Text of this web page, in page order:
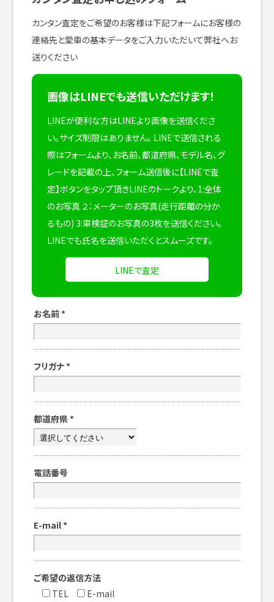
カンタン査定をご希望のお客様は下記フォームにお客様の
連絡先と愛車の基本データをご入力いただいて弊社へお
送りください
画像はLINEでも送信いただけます！
LINEが便利な方はLINEより画像を送信くださ
い。サイズ制限はありません。 LINEで送信される
際はフォームより、お名前、都道府県、モデル名、グ
レードを記載の上、フォーム送信後に【LINEで査
定】ボタンをタップ頂きLINEのトークより、1:全体
のお写真 ２：メーターのお写真(走行距離の分か
るもの) 3:車検証のお写真の3枚を送信ください。
LINEでも氏名を送信いただくとスムーズです。
LINEで査定
お名前 *
フリガナ *
都道府県 *
電話番号
E-mail *
ご希望の返信方法
TEL
E-mail